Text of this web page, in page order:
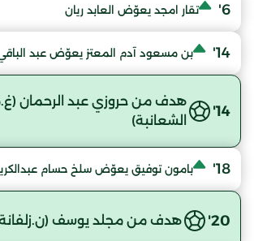
6' تقار امجد يعوّض العابد ريان
14' بن مسعود آدم المعتز يعوّض عبد
14'
هدف من حروزي عبد الرحمان
الشعانبة)
18' بامون توفيق يعوّض سلخ حسام
20' هدف من مجلد يوسف